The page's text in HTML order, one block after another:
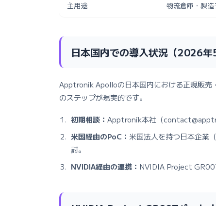
主用途 物流倉庫・製
日本国内での導入状況（2026年
Apptronik Apolloの日本国内における正規販売
のステップが現実的です。
初期相談： Apptronik本社（
米国経由のPoC： 米国法人を持つ日本企業
討。
NVIDIA経由の連携： NVIDIA Project